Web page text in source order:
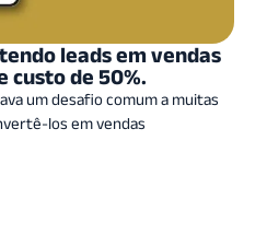
leads em vendas
custo de 50%.
um desafio comum a muitas
los em vendas